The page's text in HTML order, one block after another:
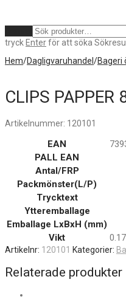
tryck Enterför att söka
Hem/Dagligvaruhandel /Bageri
CLIPS
Artikelnummer: 120101
EAN
PALL EAN
Antal/FRP
Packmönster(L/P)
Trycktext
Ytteremballage
Emballage LxBxH (mm)
Vikt
Artikelnr: 120101 Kategorier:
Relaterade produkter